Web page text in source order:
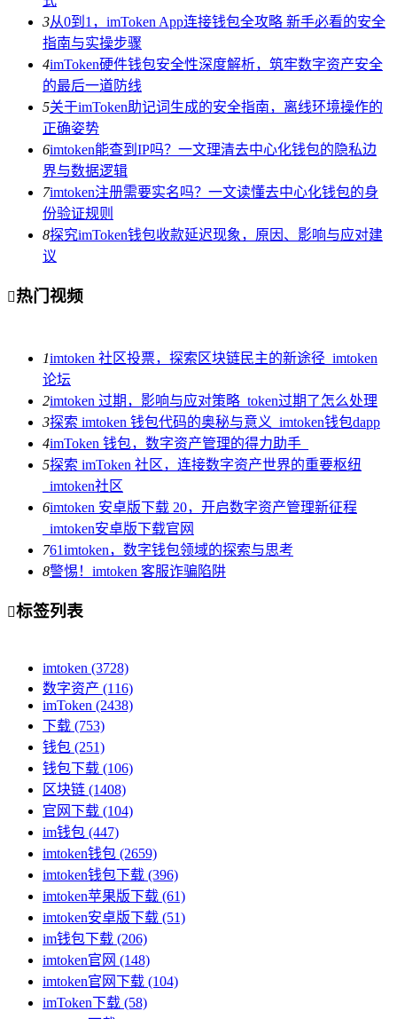
3从0到1，imToken App连接钱包全攻略 新手必看的安全
指南与实操步骤
4imToken硬件钱包安全性深度解析，筑牢数字资产安全
的最后一道防线
5关于imToken助记词生成的安全指南，离线环境操作的
正确姿势
6imtoken能查到IP吗？一文理清去中心化钱包的隐私边
界与数据逻辑
7imtoken注册需要实名吗？一文读懂去中心化钱包的身
份验证规则
8探究imToken钱包收款延迟现象，原因、影响与应对建
议
热门视频
1imtoken 社区投票，探索区块链民主的新途径_imtoken
论坛
2imtoken 过期，影响与应对策略_token过期了怎么处理
3探索 imtoken 钱包代码的奥秘与意义_imtoken钱包dapp
4imToken 钱包，数字资产管理的得力助手_
5探索 imToken 社区，连接数字资产世界的重要枢纽
_imtoken社区
6imtoken 安卓版下载 20，开启数字资产管理新征程
_imtoken安卓版下载官网
761imtoken，数字钱包领域的探索与思考
8警惕！imtoken 客服诈骗陷阱
标签列表
imtoken (3728)
数字资产 (116)
imToken (2438)
下载 (753)
钱包 (251)
钱包下载 (106)
区块链 (1408)
官网下载 (104)
im钱包 (447)
imtoken钱包 (2659)
imtoken钱包下载 (396)
imtoken苹果版下载 (61)
imtoken安卓版下载 (51)
im钱包下载 (206)
imtoken官网 (148)
imtoken官网下载 (104)
imToken下载 (58)